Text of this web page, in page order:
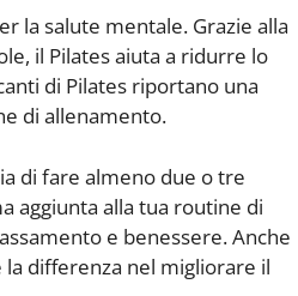
la salute mentale. Grazie alla
il Pilates aiuta a ridurre lo
di Pilates riportano una
di allenamento.
di fare almeno due o tre
aggiunta alla tua routine di
e benessere. Anche
la differenza nel migliorare il